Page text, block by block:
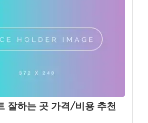
잘하는 곳 가격/비용 추천